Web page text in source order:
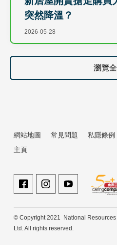
突然降溫？
2026-05-28
瀏覽
網站地圖 常見問題 私隱條例
主頁
© Copyright 2021 National
Ltd. All rights reserved.